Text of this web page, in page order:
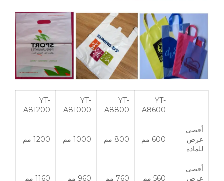
YT-
A8600
YT-
A8800
YT-
A81000
YT-
A81200
أقصى
عرض
للمادة
600 مم 800 مم 1000 مم 1200 مم
أقصى
عرض
560 مم 760 مم 960 مم 1160 مم